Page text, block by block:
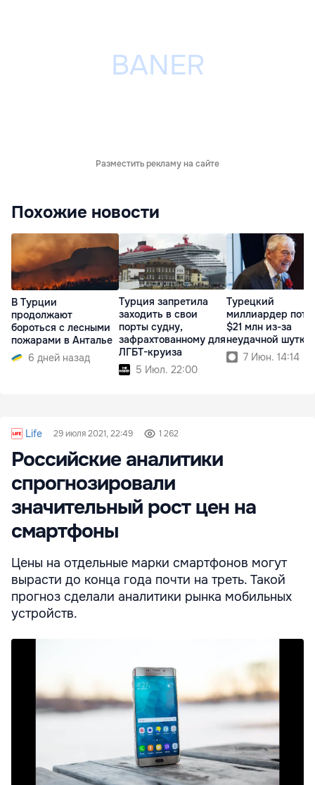
Разместить рекламу на сайте
Похожие новости
В Турции
продолжают
бороться с лесными
пожарами в Анталье
6 дней назад
Турция запретила
заходить в свои
порты судну,
зафрахтованному для
ЛГБТ-круиза
5 Июл. 22:00
Турецкий
миллиардер
$21 млн из-за
неудачной шутки
7 Июн. 14:14
Life 29 июля 2021, 22:49 1 262
Российские аналитики
спрогнозировали
значительный рост цен на
смартфоны
Цены на отдельные марки смартфонов могут
вырасти до конца года почти на треть. Такой
прогноз сделали аналитики рынка мобильных
устройств.